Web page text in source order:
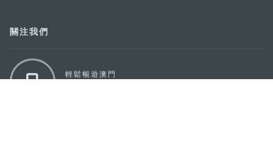
關注我們
輕鬆暢遊澳門